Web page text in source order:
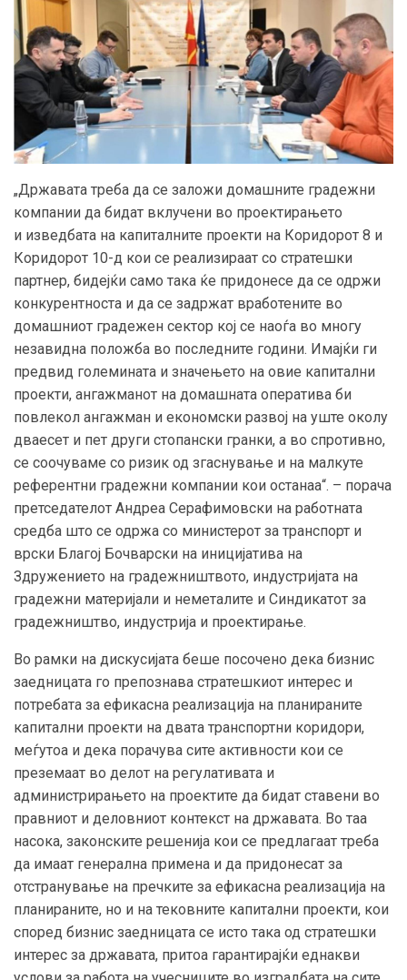
„Државата треба да се заложи домашните градежни
компании да бидат вклучени во проектирањето
и изведбата на капиталните проекти на Коридорот 8 и
Коридорот 10-д кои се реализираат со стратешки
партнер, бидејќи само така ќе придонесе да се одржи
конкурентноста и да се задржат вработените во
домашниот градежен сектор кој се наоѓа во многу
незавидна положба во последните години. Имајќи ги
предвид големината и значењето на овие капитални
проекти, ангажманот на домашната оператива би
повлекол ангажман и економски развој на уште околу
дваесет и пет други стопански гранки, а во спротивно,
се соочуваме со ризик од згаснување и на малкуте
референтни градежни компании кои останаа“. – порача
претседателот Андреа Серафимовски на работната
средба што се одржа со министерот за транспорт и
врски Благој Бочварски на иницијатива на
Здружението на градежништвото, индустријата на
градежни материјали и неметалите и Синдикатот за
градежништво, индустрија и проектирање.
Во рамки на дискусијата беше посочено дека бизнис
заедницата го препознава стратешкиот интерес и
потребата за ефикасна реализација на планираните
капитални проекти на двата транспортни коридори,
меѓутоа и дека порачува сите активности кои се
преземаат во делот на регулативата и
администрирањето на проектите да бидат ставени во
правниот и деловниот контекст на државата. Во таа
насока, законските решенија кои се предлагаат треба
да имаат генерална примена и да придонесат за
отстранување на пречките за ефикасна реализација на
планираните, но и на тековните капитални проекти, кои
според бизнис заедницата се исто така од стратешки
интерес за државата, притоа гарантирајќи еднакви